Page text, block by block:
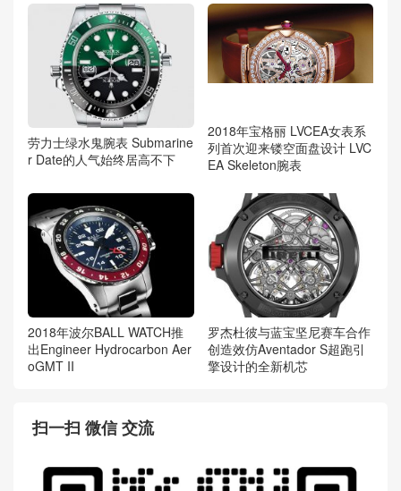
劳力士绿水鬼腕表 Submarine
r Date的人气始终居高不下
2018年宝格丽 LVCEA女表系
列首次迎来镂空面盘设计 LVC
EA Skeleton腕表
2018年波尔BALL WATCH推
出Engineer Hydrocarbon Aer
oGMT II
罗杰杜彼与蓝宝坚尼赛车合作
创造效仿Aventador S超跑引
擎设计的全新机芯
扫一扫 微信 交流